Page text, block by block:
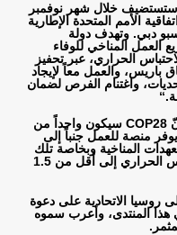
خلال شهر نوفمبر
الأمم المتحدة الإطارية
دبي. وتهدف دولة
العمل المناخي للوفاء
الحراري، عبر تحفيز
باريس، والعمل معاً لإيجاد
واغتنام الفرص لضمان
“.
COP28 سيكون واحداً من
منصة للعمل جنباً إلى
المناخية وبخاصة تلك
التي تمّ إقرارها للحد من ظاهرة الاحتباس الحراري إلى أقل من 1.5
روسيا الاتحادية على دعوة
هذا المنتدى، وأعرب سموه
.